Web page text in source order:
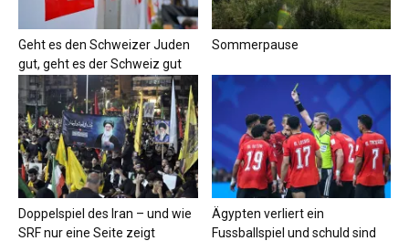
Geht es den Schweizer Juden
gut, geht es der Schweiz gut
Sommerpause
Doppelspiel des Iran – und wie
SRF nur eine Seite zeigt
Ägypten verliert ein
Fussballspiel und schuld sind